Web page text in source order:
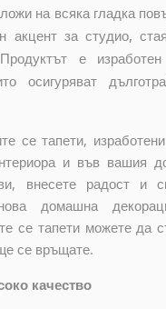
на всяка гладка
акцент за студио,
е
осигуряват
се тапети,
и във вашия
внесете радост и
домашна
се тапети можете да
се връщате.
качество